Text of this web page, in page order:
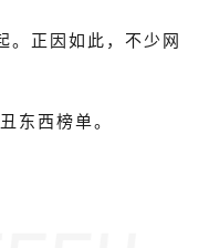
。正因如此，不少网
东西榜单。